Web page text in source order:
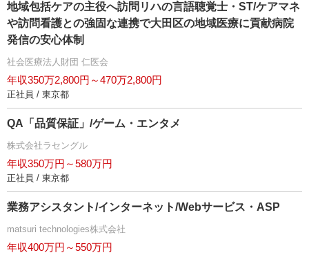
地域包括ケアの主役へ訪問リハの言語聴覚士・ST/ケアマネ
訪問看護との強固な連携で大田区の地域医療に貢献病院
発信の安心体制
社会医療法人財団 仁医会
年収350万2,800円～470万2,800円
正社員 / 東京都
QA「品質保証」/ゲーム・エンタメ
株式会社ラセングル
年収350万円～580万円
正社員 / 東京都
業務アシスタント/インターネット/Webサービス・ASP
matsuri technologies株式会社
年収400万円～550万円